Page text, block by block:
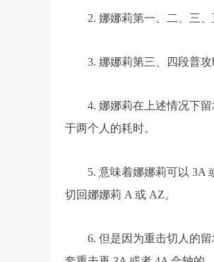
2. 娜娜莉第一、二、三
3. 娜娜莉第三、四段普
4. 娜娜莉在上述情况下
于两个人的耗时。
5. 意味着娜娜莉可以 3A
切回娜娜莉 A 或 AZ。
6. 但是因为重击切人的